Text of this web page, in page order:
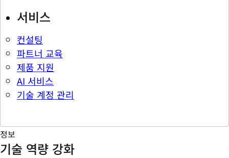
서비스
컨설팅
파트너 교육
제품 지원
AI 서비스
기술 계정 관리
정보
기술 역량 강화